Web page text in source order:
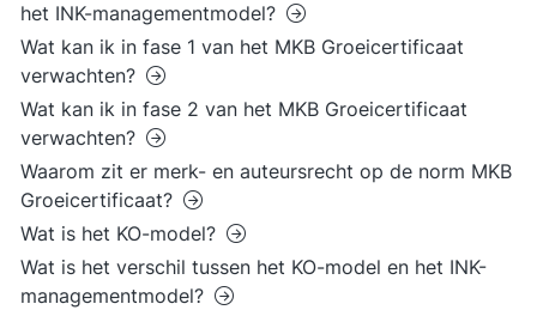
het INK-managementmodel?
Wat kan ik in fase 1 van het MKB Groeicertificaat
verwachten?
Wat kan ik in fase 2 van het MKB Groeicertificaat
verwachten?
Waarom zit er merk- en auteursrecht op de norm MKB
Groeicertificaat?
Wat is het KO-model?
Wat is het verschil tussen het KO-model en het INK-
managementmodel?